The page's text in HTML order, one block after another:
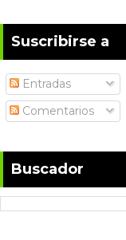
Suscribirse a
Entradas
Comentarios
Buscador